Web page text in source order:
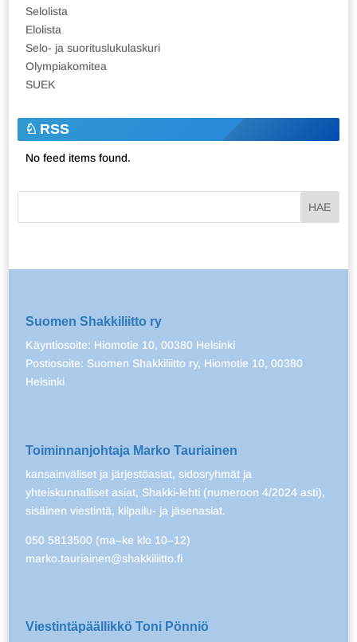
Selolista
Elolista
Selo- ja suorituslukulaskuri
Olympiakomitea
SUEK
RSS
No feed items found.
Suomen Shakkiliitto ry
Käyntiosoite: Hiomotie 10, 00380 Helsinki
Postiosoite: Suomen Shakkiliitto ry, Hiomotie 10, 00380
Helsinki
Toiminnanjohtaja Marko Tauriainen
kansainväliset ja järjestöasiat, sidosryhmät ja
yhteiskunnalliset asiat, Shakki-lehti (numeroon 4/2024 asti),
sisäinen viestintä, kilpailu- ja jäsenasiat.
050 5813500 (ma–ke klo 10–12)
marko.tauriainen@shakkiliitto.fi
Viestintäpäällikkö Toni Pönniö